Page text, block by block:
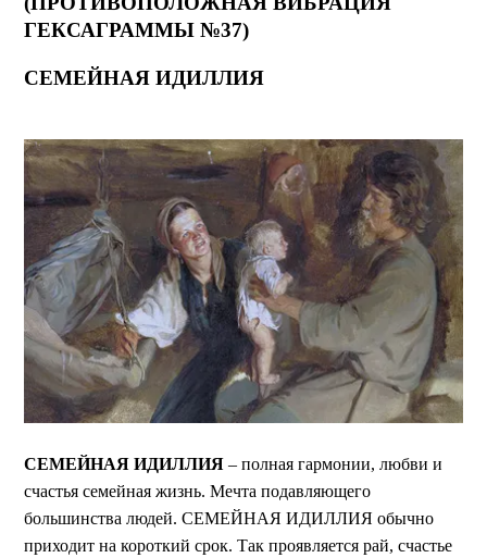
ГЕКСАГРАММЫ №37)
СЕМЕЙНАЯ ИДИЛЛИЯ
СЕМЕЙНАЯ ИДИЛЛИЯ – полная гармонии, любви и
счастья семейная жизнь. Мечта подавляющего
большинства людей. СЕМЕЙНАЯ ИДИЛЛИЯ обычно
приходит на короткий срок. Так проявляется рай, счастье